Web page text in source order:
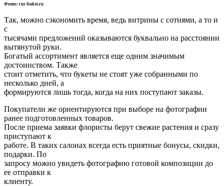
Фото: rus-buket.ru
Так, можно сэкономить время, ведь витрины с сотнями, а то и
с
тысячами предложений оказываются буквально на расстоянии
вытянутой руки.
Богатый ассортимент является еще одним значимым
достоинством. Также
стоит отметить, что букеты не стоят уже собранными по
несколько дней, а
формируются лишь тогда, когда на них поступают заказы.
Покупатели же ориентируются при выборе на фотографии
ранее подготовленных товаров.
После приема заявки флористы берут свежие растения и сразу
приступают к
работе. В таких салонах всегда есть приятные бонусы, скидки,
подарки. По
запросу можно увидеть фотографию готовой композиции до
ее отправки к
клиенту.